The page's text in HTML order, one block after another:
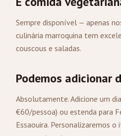
Sempre disponível — apenas
culinária marroquina tem
couscous e saladas.
Podemos adicionar
Absolutamente. Adicione um
€60/pessoa) ou estenda para
Essaouira. Personalizaremos o